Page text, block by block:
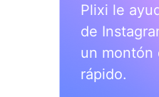
Plixi le
de
un montón
rápido.